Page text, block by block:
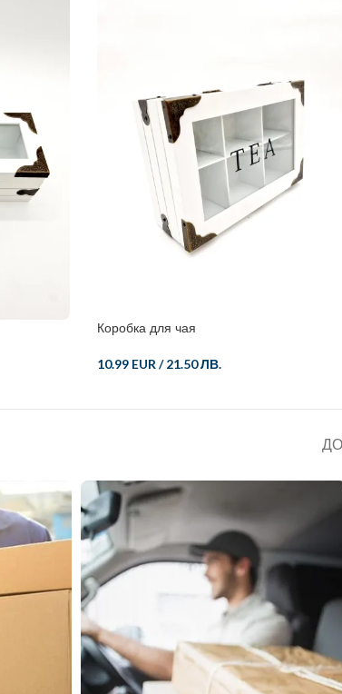
Коробка для чая
10.99 EUR/21.50 ЛВ.